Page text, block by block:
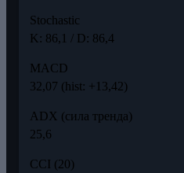
Stochastic
K: 86,1 / D: 86,4
MACD
32,07 (hist: +13,42)
ADX (сила тренда)
25,6
CCI (20)